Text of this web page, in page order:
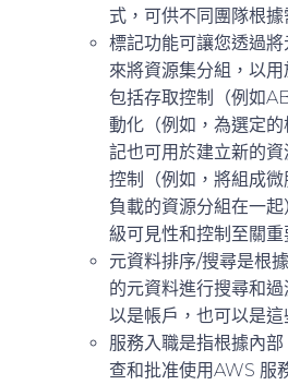
式，可供不同團隊根據
標記功能可讓您透過
來將資源集分組，以
包括存取控制（例如
動化（例如，為選定
記也可用於建立新的
控制（例如，將組成
負載的資源分組在一
級可見性和控制至關重
元資料排序/搜尋是根
的元資料進行搜尋和
以是帳戶，也可以是這
服務入職是指根據內
查和批准使用AWS 服